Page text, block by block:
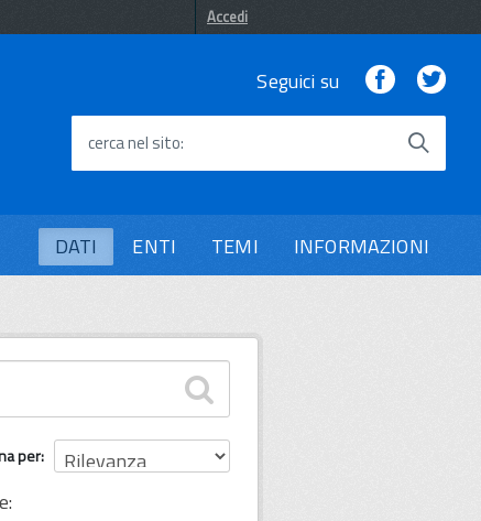
Accedi
Seguici su Facebook
cerca nel sito
DATI ENTI TEMI INFORMAZIONI
per